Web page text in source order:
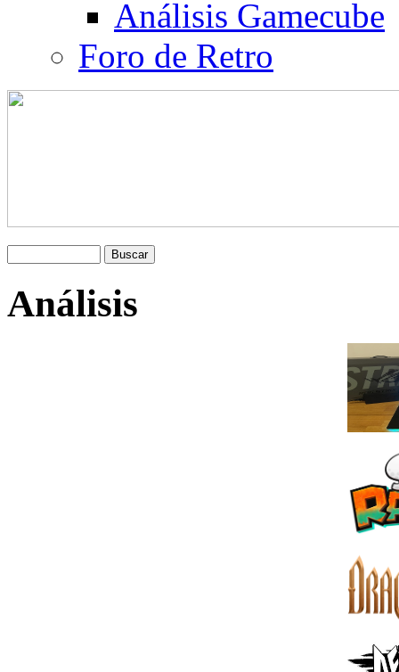
Análisis Gamecube
Foro de Retro
Análisis